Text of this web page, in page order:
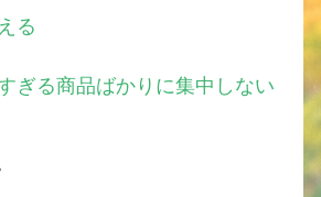
る
ぎる商品ばかりに集中しない